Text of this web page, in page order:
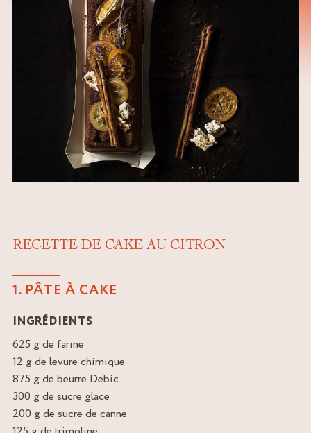
RECETTE DE CAKE AU CITRON
1. PÂTE À CAKE
INGRÉDIENTS
625 g de farine
12 g de levure chimique
875 g de beurre Debic
300 g de sucre glace
200 g de sucre de canne